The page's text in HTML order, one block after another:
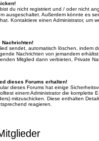
du nicht registriert und / oder nicht
ausgeschaltet. Außerdem könnte es
Kontaktiere einen Administrator, um
Nachrichten!
sendet, automatisch löschen, indem
Nachrichten von jemandem
Mitglied dann verbieten, Private
dieses Forums erhalten!
dieses Forums hat einige
einem Administrator die komplette
mitzuschicken. Diese enthalten
reagieren.